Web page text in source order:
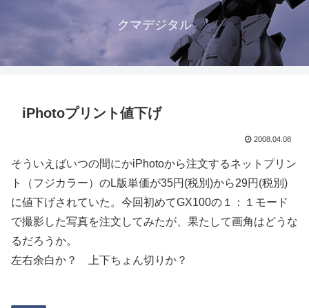
クマデジタル
iPhotoプリント値下げ
2008.04.08
そういえばいつの間にかiPhotoから注文するネットプリン
ト（フジカラー）のL版単価が35円(税別)から29円(税別)
に値下げされていた。今回初めてGX100の１：１モード
で撮影した写真を注文してみたが、果たして画角はどうな
るだろうか。
左右余白か？ 上下ちょん切りか？